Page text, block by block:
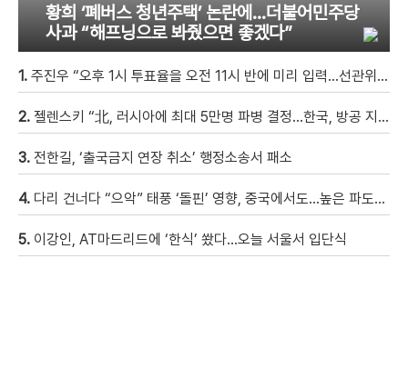
황희 ‘폐버스 청년주택’ 논란에…더불어민주당
사과 “해프닝으로 봐줬으면 좋겠다”
1. 주진우 “오후 1시 투표율을 오전 11시 반에 미리 입력…선관위 ‘타임머신 조작‘” [현장영상]
2. 젤렌스키 “北, 러시아에 최대 5만명 파병 결정…한국, 방공 지원해달라”
3. 전한길, ‘출국금지 연장 취소’ 행정소송서 패소
4. 다리 건너다 “으악” 태풍 ‘돌핀’ 영향, 중국에서도…높은 파도에 휩쓸려 9세 아이 실종 [현장영상]
5. 이강인, AT마드리드에 ‘한식’ 쐈다…오늘 서울서 입단식